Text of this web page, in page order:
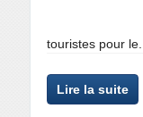
touristes pour le...
Lire la suite